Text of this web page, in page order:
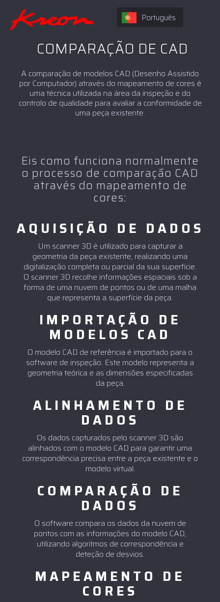
COMPARAÇÃO DE CAD
A comparação de modelos CAD (Desenho Assistido
por Computador) através do mapeamento de cores é
uma técnica utilizada na área da inspeção e do
controlo de qualidade para avaliar a conformidade de
uma peça existente.
Eis como funciona normalmente
o processo de comparação CAD
através do mapeamento de
cores:
AQUISIÇÃO DE DADOS
Um scanner 3D é utilizado para capturar a
geometria da peça existente, realizando uma
digitalização completa ou parcial da sua superfície.
O scanner 3D recolhe informações espaciais sob a
forma de uma nuvem de pontos ou de uma malha
que representa a superfície da peça.
IMPORTAÇÃO DE
MODELOS CAD
O modelo CAD de referência é importado para o
software de inspeção. Este modelo representa a
geometria teórica e as dimensões especificadas
da peça.
ALINHAMENTO DE
DADOS
Os dados capturados pelo scanner 3D são
alinhados com o modelo CAD para garantir uma
correspondência precisa entre a peça existente e o
modelo virtual.
COMPARAÇÃO DE
DADOS
O software compara os dados da nuvem de
pontos com as informações do modelo CAD,
utilizando algoritmos de correspondência e
deteção de desvios.
MAPEAMENTO DE
CORES
Português